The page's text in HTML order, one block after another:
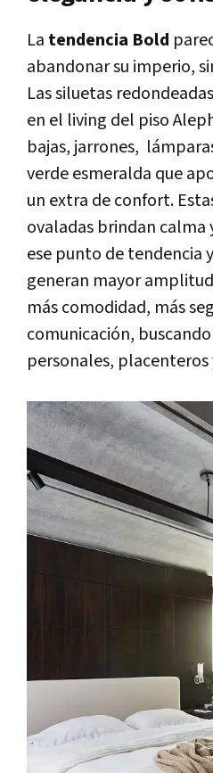
La tendencia Bold
abandonar su imperio,
Las siluetas
en el living del piso
bajas, jarrones,
verde esmeralda que
un extra de confort.
ovaladas brindan calma
ese punto de tendencia
generan mayor
más comodidad, más
comunicación,
personales, placenteros